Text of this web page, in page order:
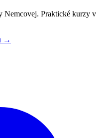
Nemcovej. Praktické kurzy v
→